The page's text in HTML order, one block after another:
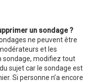
un sondage ?
ne peuvent être
et les
sondage, modifiez tout
sujet car le sondage est
Si personne n’a encore